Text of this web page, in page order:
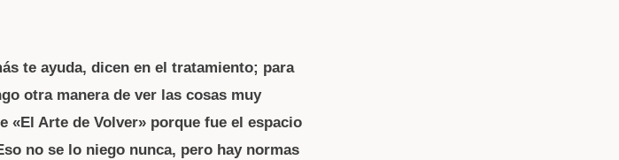
te ayuda, dicen en el tratamiento; para
otra manera de ver las cosas muy
Arte de Volver» porque fue el espacio
no se lo niego nunca, pero hay normas